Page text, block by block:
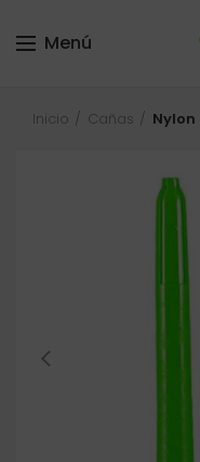
Menú
Inicio Cañas Nylon